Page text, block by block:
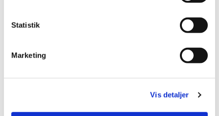
Statistik
Marketing
Vis detaljer
0 Feed